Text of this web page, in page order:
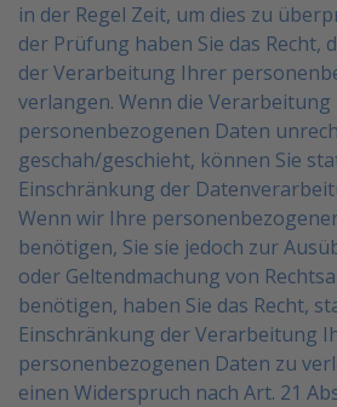
in der Regel Zeit, um dies zu
der Prüfung haben Sie das Recht,
der Verarbeitung Ihrer
verlangen. Wenn die
personenbezogenen Daten
geschah/geschieht, können Sie
Einschränkung der
Wenn wir Ihre
benötigen, Sie sie jedoch zur
oder Geltendmachung von
benötigen, haben Sie das Recht,
Einschränkung der Verarbeitung
personenbezogenen Daten zu
einen Widerspruch nach Art. 21